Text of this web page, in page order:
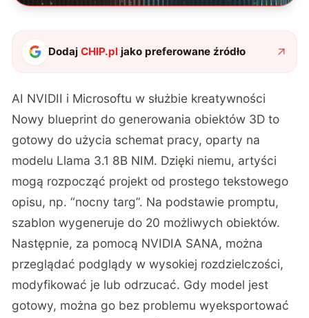
DodajCHIP.pl jako preferowane źródło
AI NVIDII i Microsoftu w służbie kreatywności
Nowy blueprint do generowania obiektów 3D to
gotowy do użycia schemat pracy, oparty na
modelu Llama 3.1 8B NIM. Dzięki niemu, artyści
mogą rozpocząć projekt od prostego tekstowego
opisu, np. “nocny targ”. Na podstawie promptu,
szablon wygeneruje do 20 możliwych obiektów.
Następnie, za pomocą NVIDIA SANA, można
przeglądać podglądy w wysokiej rozdzielczości,
modyfikować je lub odrzucać. Gdy model jest
gotowy, można go bez problemu wyeksportować